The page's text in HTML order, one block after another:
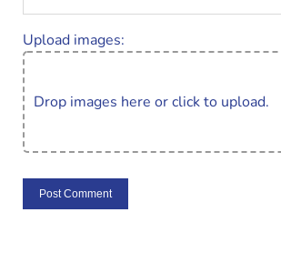
Upload images:
Drop images here or click to upload.